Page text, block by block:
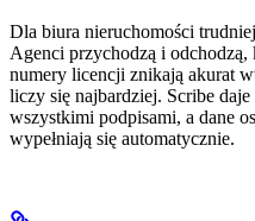
Dla biura nieruchomości
Agenci przychodzą i odchodzą,
numery licencji znikają akurat
liczy się najbardziej. Scribe
wszystkimi podpisami, a dane
wypełniają się automatycznie.